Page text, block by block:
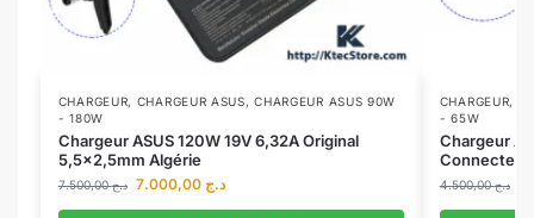
CHARGEUR, CHARGEUR ASUS,CHARGEUR ASUS 90W
- 180W
Chargeur ASUS 120W 19V 6,32A Original
5,5×2,5mm Algérie
د.ج7.500,00 د.ج 7.000,00
CHARGEUR,
- 65W
Chargeur
Connecteur
د.ج4.500,00